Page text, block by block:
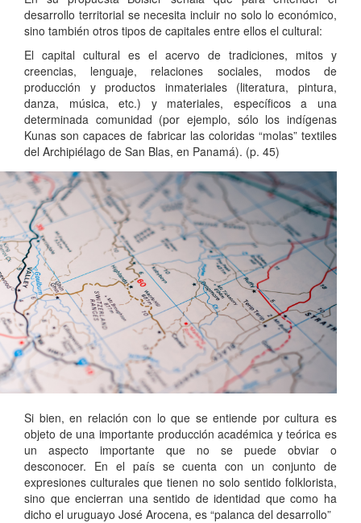
desarrollo territorial se necesita incluir no solo lo económico,
sino también otros tipos de capitales entre ellos el cultural:
El capital cultural es el acervo de tradiciones, mitos y
creencias, lenguaje, relaciones sociales, modos de
producción y productos inmateriales (literatura, pintura,
danza, música, etc.) y materiales, específicos a una
determinada comunidad (por ejemplo, sólo los indígenas
Kunas son capaces de fabricar las coloridas “molas” textiles
del Archipiélago de San Blas, en Panamá). (p. 45)
Si bien, en relación con lo que se entiende por cultura es
objeto de una importante producción académica y teórica es
un aspecto importante que no se puede obviar o
desconocer. En el país se cuenta con un conjunto de
expresiones culturales que tienen no solo sentido folklorista,
sino que encierran una sentido de identidad que como ha
dicho el uruguayo José Arocena, es “palanca del desarrollo”